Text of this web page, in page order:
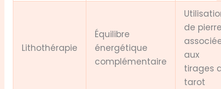
Lithothérapie
Équilibre
énergétique
complémentaire
de
aux
tirages
tarot